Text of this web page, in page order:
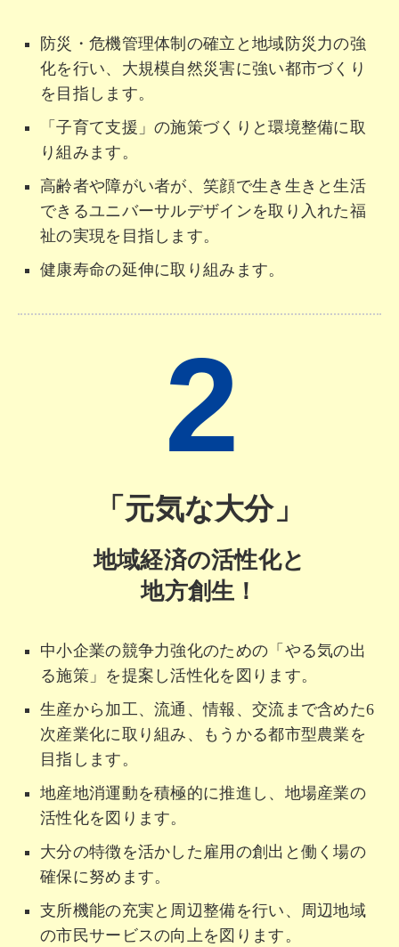
防災・危機管理体制の確立と地域防災力の強
化を行い、大規模自然災害に強い都市づくり
を目指します。
「子育て支援」の施策づくりと環境整備に取
り組みます。
高齢者や障がい者が、笑顔で生き生きと生活
できるユニバーサルデザインを取り入れた福
祉の実現を目指します。
健康寿命の延伸に取り組みます。
2
「元気な大分」
地域経済の活性化と
地方創生！
中小企業の競争力強化のための「やる気の出
る施策」を提案し活性化を図ります。
生産から加工、流通、情報、交流まで含めた6
次産業化に取り組み、もうかる都市型農業を
目指します。
地産地消運動を積極的に推進し、地場産業の
活性化を図ります。
大分の特徴を活かした雇用の創出と働く場の
確保に努めます。
支所機能の充実と周辺整備を行い、周辺地域
の市民サービスの向上を図ります。